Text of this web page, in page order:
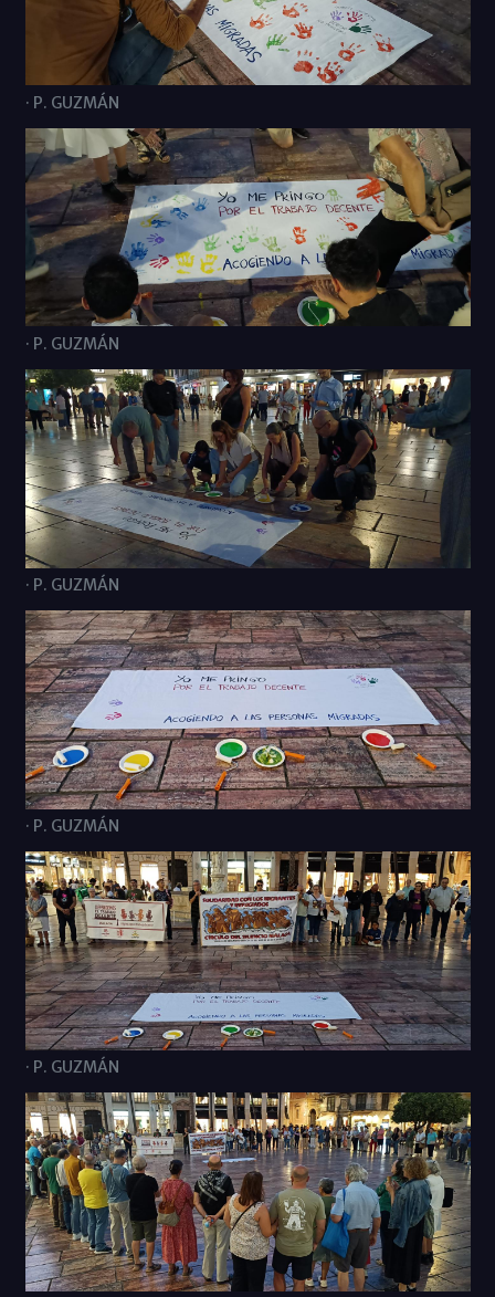
· P. GUZMÁN
· P. GUZMÁN
· P. GUZMÁN
· P. GUZMÁN
· P. GUZMÁN